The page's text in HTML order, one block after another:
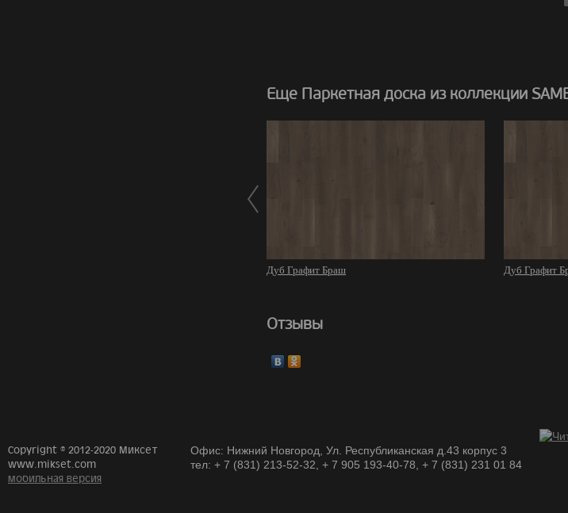
Еще Паркетная доска из коллекции
Дуб Графит Браш Дуб Графит
Отзывы
Copyright © 2012-2020 Миксет
www.mikset.com
мобильная версия
Офис: Нижний Новгород, Ул. Республиканская д.43 корпус 3
тел: + 7 (831) 213-52-32, + 7 905 193-40-78, + 7 (831) 231 01 84